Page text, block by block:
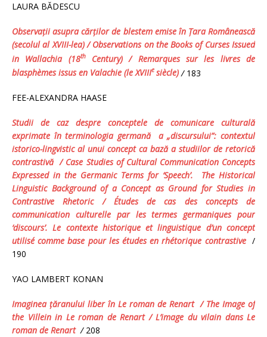
LAURA BĂDESCU
Observaţii asupra cărţilor de blestem emise în Ţara Românească
(secolul al XVIII-lea)/ Observations on the Books of Curses Issued
in Wallachia (18thCentury) / Remarques sur les livres de
blasphèmes issus en Valachie (le XVIIIe siècle) / 183
FEE-ALEXANDRA HAASE
Studii de caz despre conceptele de comunicare culturală
exprimate în terminologia germană
a „discursului”: contextul
istorico-lingvistic al unui concept ca bază a studiilor de retorică
contrastivă / Case Studies of Cultural Communication Concepts
Expressed in the Germanic Terms for ‘Speech’.
The Historical
Linguistic Background of a Concept as Ground for Studies in
Contrastive Rhetoric / Études de cas des concepts
de
communication culturelle par les termes germaniques pour
‘discours’.Le contexte historique et linguistique d’un concept
utilisé comme base pour les études en rhétorique contrastive /
190
YAO LAMBERT KONAN
Imaginea ţăranului liber în Le roman de Renart / The Image of
the Villein in Le roman de Renart/ L’image du vilain dans Le
roman de Renart / 208